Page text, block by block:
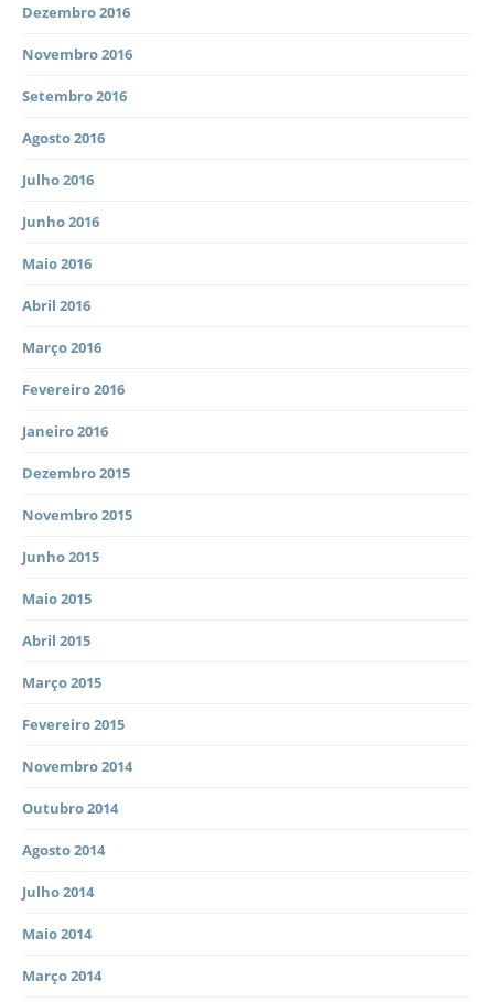
Dezembro 2016
Novembro 2016
Setembro 2016
Agosto 2016
Julho 2016
Junho 2016
Maio 2016
Abril 2016
Março 2016
Fevereiro 2016
Janeiro 2016
Dezembro 2015
Novembro 2015
Junho 2015
Maio 2015
Abril 2015
Março 2015
Fevereiro 2015
Novembro 2014
Outubro 2014
Agosto 2014
Julho 2014
Maio 2014
Março 2014